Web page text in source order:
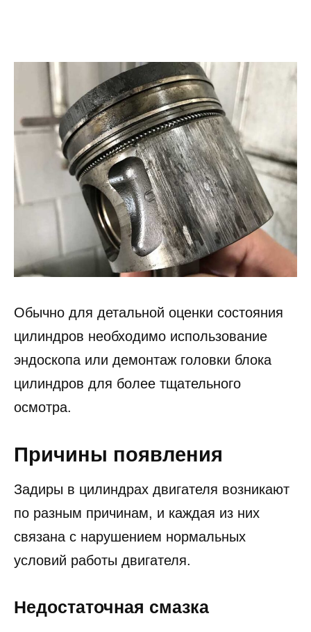
Обычно для детальной оценки состояния
цилиндров необходимо использование
эндоскопа или демонтаж головки блока
цилиндров для более тщательного
осмотра.
Причины появления
Задиры в цилиндрах двигателя возникают
по разным причинам, и каждая из них
связана с нарушением нормальных
условий работы двигателя.
Недостаточная смазка